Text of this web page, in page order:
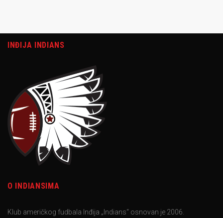
INĐIJA INDIANS
O INDIANSIMA
Klub američkog fudbala Inđija „Indians“ osnovan je 2006.